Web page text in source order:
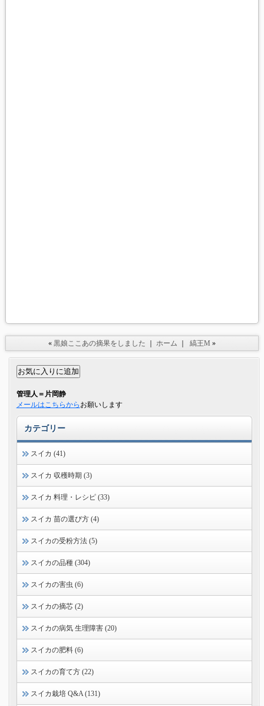
« 黒娘ここあの摘果をしました ｜ ホーム ｜ 縞王M »
管理人＝片岡静
メールはこちらから お願いします
カテゴリー
スイカ (41)
スイカ 収穫時期 (3)
スイカ 料理・レシピ (33)
スイカ 苗の選び方 (4)
スイカの受粉方法 (5)
スイカの品種 (304)
スイカの害虫 (6)
スイカの摘芯 (2)
スイカの病気 生理障害 (20)
スイカの肥料 (6)
スイカの育て方 (22)
スイカ栽培 Q&A (131)